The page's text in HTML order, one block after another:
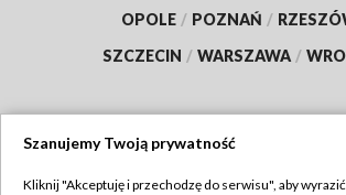
OPOLE / POZNAŃ /
SZCZECIN / WARSZAWA /
Szanujemy Twoją prywatność
Kliknij "Akceptuję i przechodzę do serwisu", aby